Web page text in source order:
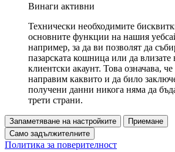
Винаги активни
Технически необходимите
основните функции на нашия
например, за да ви позволят да
пазарската кошница или да
клиентски акаунт. Това означава,
направим каквито и да било
получени данни никога няма да
трети страни.
Запаметяване на настройките
Приемане
Само задължителните
Политика за поверителност